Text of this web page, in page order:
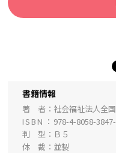
書籍情報
著 者
社会福祉法人全
ISBN
978-4-8058-
判 型
Ｂ５
体 裁
並製